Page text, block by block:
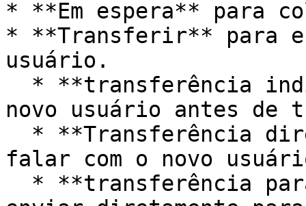
* **Em espera** para
* **Transferir** para
usuário.
novo usuário antes
falar com o novo